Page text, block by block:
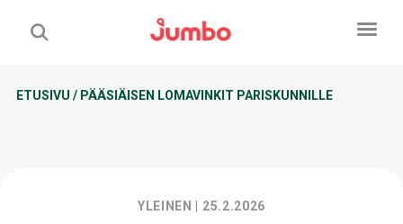
ETUSIVU / PÄÄSIÄISEN LOMAVINKIT PARISKUNNILLE
YLEINEN | 25.2.2026